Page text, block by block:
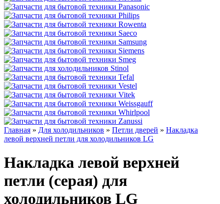
Главная » Для холодильников » Петли дверей » Накладка
левой верхней петли для холодильников LG
Накладка левой верхней
петли (серая) для
холодильников LG